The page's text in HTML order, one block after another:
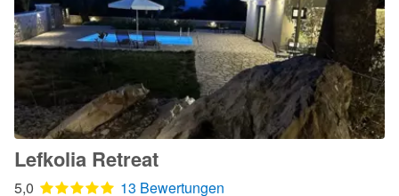
Lefkolia Retreat
5,0 13 Bewertungen